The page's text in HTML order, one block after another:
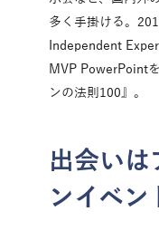
多く手掛ける。
Independent
MVP PowerPoint
ンの法則100』。
出会いは
ンイベン